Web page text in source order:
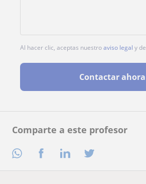
Comparte a este profesor
Al hacer clic, aceptas nuestroaviso legal y de
Contactar ahora